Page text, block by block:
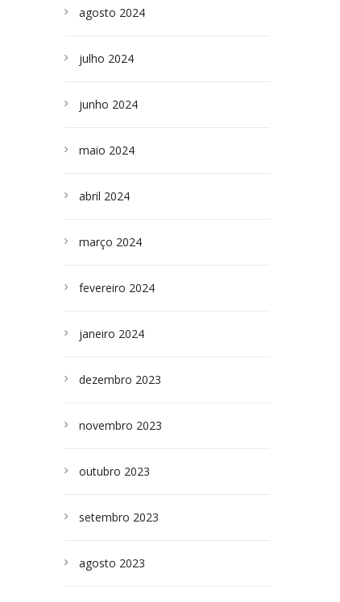
agosto 2024
julho 2024
junho 2024
maio 2024
abril 2024
março 2024
fevereiro 2024
janeiro 2024
dezembro 2023
novembro 2023
outubro 2023
setembro 2023
agosto 2023